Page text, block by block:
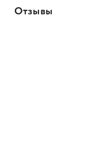
Отзывы